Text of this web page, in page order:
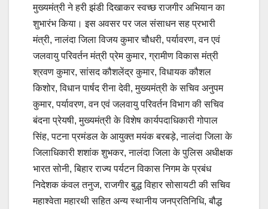
मुख्यमंत्री ने हरी झंडी दिखाकर स्वच्छ राजगीर अभियान का
शुभारंभ किया। इस अवसर पर जल संसाधन सह प्रभारी
मंत्री, नालंदा जिला विजय कुमार चौधरी, पर्यावरण, वन एवं
जलवायु परिवर्तन मंत्री प्रेम कुमार, ग्रामीण विकास मंत्री
श्रवण कुमार, सांसद कौशलेंद्र कुमार, विधायक कौशल
किशोर, विधान पार्षद रीना देवी, मुख्यमंत्री के सचिव अनुपम
कुमार, पर्यावरण, वन एवं जलवायु परिवर्तन विभाग की सचिव
बंदना प्रेयषी, मुख्यमंत्री के विशेष कार्यपदाधिकारी गोपाल
सिंह, पटना प्रमंडल के आयुक्त मयंक बरबड़े, नालंदा जिला के
जिलाधिकारी शशांक शुभकर, नालंदा जिला के पुलिस अधीक्षक
भारत सोनी, बिहार राज्य पर्यटन विकास निगम के प्रबंध
निदेशक कंवल तनुज, राजगीर बुद्ध विहार सोसायटी की सचिव
महाश्वेता महारथी सहित अन्य स्थानीय जनप्रतिनिधि, बौद्ध